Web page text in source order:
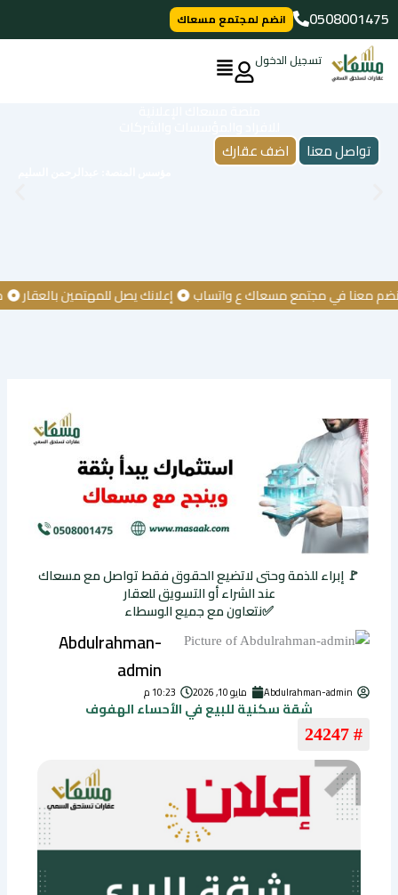
تخطي
إلى
المحتوى
0508001475
انضم لمجتمع مسعاك
تسجيل الدخول
تواصل معنا اضف عقارك
في مجتمع مسعاك ع واتساب إعلانك يصل للمهتمين بالعقار كن
🚩 إبراء للذمة وحتى لاتضيع الحقوق فقط تواصل مع مسعاك
عند الشراء أو التسويق للعقار
✅نتعاون مع جميع الوسطاء
Abdulrahman-
admin
Abdulrahman-admin مايو 10, 2026 10:23 م
شقة سكنية للبيع في الأحساء الهفوف
# 24247